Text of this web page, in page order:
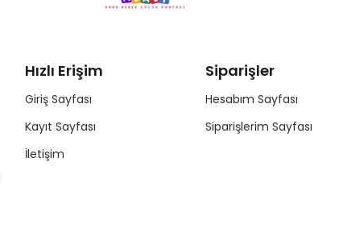
Hızlı Erişim
Giriş Sayfası
Kayıt Sayfası
İletişim
Siparişler
Hesabım Sayfası
Siparişlerim Sayfası